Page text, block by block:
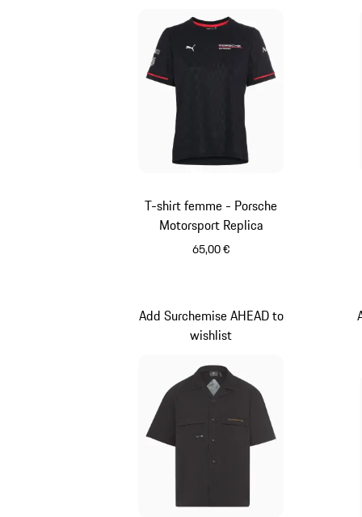
T-shirt femme - Porsche
Motorsport Replica
65,00 €
Add Surchemise AHEAD to
wishlist